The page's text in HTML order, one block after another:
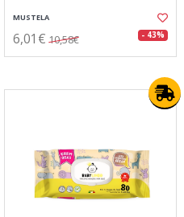
MUSTELA
6,01€ 10,58€ - 43%